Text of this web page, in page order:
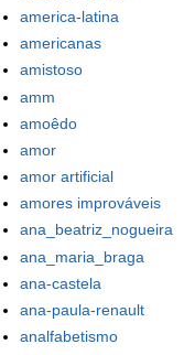
america-latina
americanas
amistoso
amm
amoêdo
amor
amor artificial
amores improváveis
ana_beatriz_nogueira
ana_maria_braga
ana-castela
ana-paula-renault
analfabetismo